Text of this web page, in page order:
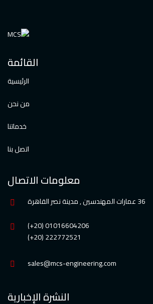
القائمة
الرئيسية
من نحن
خدماتنا
اتصل بنا
معلومات الاتصال
36 عمارات المهندسين , مدينة نصر القاهرة
01016604206 (20+)
222772521 (20+)
sales@mcs-engineering.com
النشرة الإخبارية